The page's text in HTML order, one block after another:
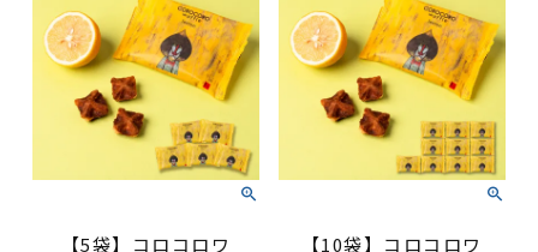
【5袋】コロコロワ
【10袋】コロコロワ